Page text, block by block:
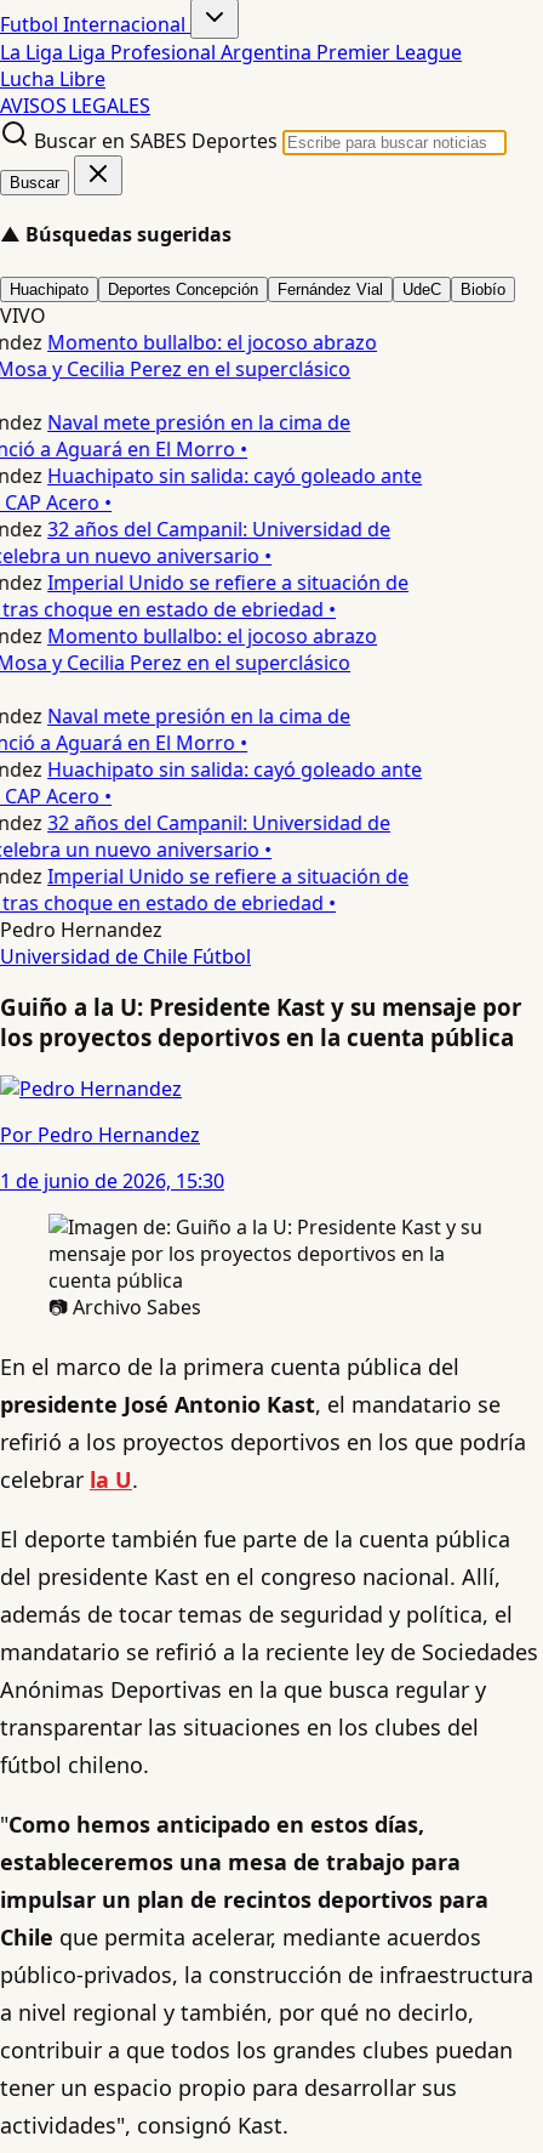
Futbol Internacional
La Liga Liga Profesional Argentina Premier League
Lucha Libre
AVISOS LEGALES
Buscar en SABES Deportes
Buscar
▲ Búsquedas sugeridas
Huachipato Deportes Concepción Fernández Vial UdeC Biobío
VIVO
Momento bullalbo: el jocoso abrazo
y Cecilia Perez en el superclásico
Naval mete presión en la cima de
a Aguará en El Morro •
Huachipato sin salida: cayó goleado ante
Acero •
32 años del Campanil: Universidad de
un nuevo aniversario •
Imperial Unido se refiere a situación de
choque en estado de ebriedad •
Momento bullalbo: el jocoso abrazo
y Cecilia Perez en el superclásico
Naval mete presión en la cima de
a Aguará en El Morro •
Huachipato sin salida: cayó goleado ante
Acero •
32 años del Campanil: Universidad de
un nuevo aniversario •
Imperial Unido se refiere a situación de
choque en estado de ebriedad •
Pedro Hernandez
Universidad de Chile Fútbol
Guiño a la U: Presidente Kast y su mensaje por
los proyectos deportivos en la cuenta pública
Por Pedro Hernandez
1 de junio de 2026, 15:30
📷 Archivo Sabes
En el marco de la primera cuenta pública del
presidente José Antonio Kast, el mandatario se
refirió a los proyectos deportivos en los que podría
celebrar la U.
El deporte también fue parte de la cuenta pública
del presidente Kast en el congreso nacional. Allí,
además de tocar temas de seguridad y política, el
mandatario se refirió a la reciente ley de Sociedades
Anónimas Deportivas en la que busca regular y
transparentar las situaciones en los clubes del
fútbol chileno.
"Como hemos anticipado en estos días,
estableceremos una mesa de trabajo para
impulsar un plan de recintos deportivos para
Chile que permita acelerar, mediante acuerdos
público-privados, la construcción de infraestructura
a nivel regional y también, por qué no decirlo,
contribuir a que todos los grandes clubes puedan
tener un espacio propio para desarrollar sus
actividades", consignó Kast.